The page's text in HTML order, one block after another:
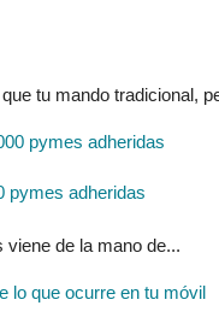
tu mando tradicional,
pymes adheridas
de la mano de...